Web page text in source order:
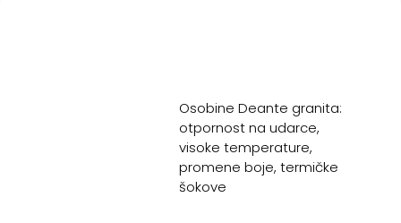
Osobine Deante granita:
otpornost na udarce,
visoke temperature,
promene boje, termičke
šokove